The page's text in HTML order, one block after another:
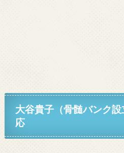
大谷貴子 （骨髄バンク
応